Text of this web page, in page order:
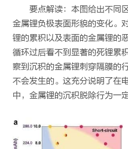
要点解读：本图给出不同
金属锂负极表面形貌的变化。
锂的累积以及表面的金属锂的
循环过后看不到显著的死锂累
察到沉积的金属锂刺穿隔膜的
不会发生的。这充分说明了在
中，金属锂的沉积脱除行为一